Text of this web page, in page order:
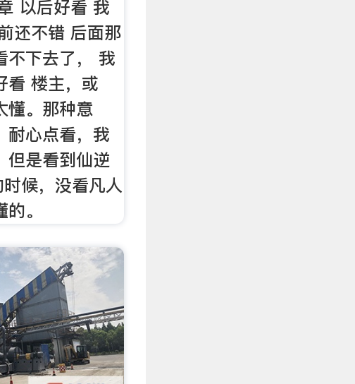
以后好看 我
还不错 后面那
不下去了， 我
看 楼主，或
懂。那种意
耐心点看，我
但是看到仙逆
候，没看凡人
。